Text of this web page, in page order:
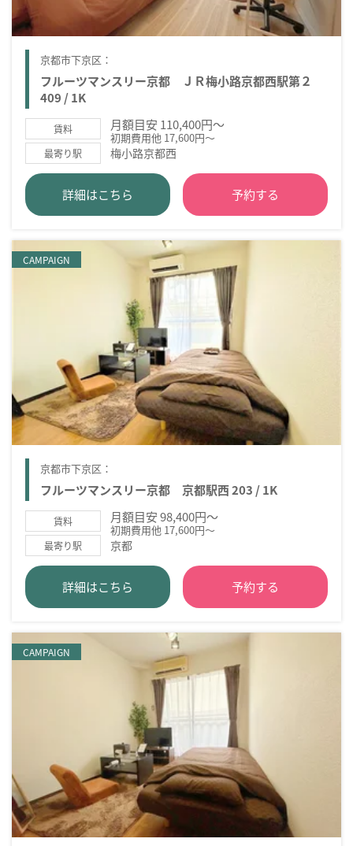
京都市下京区：
フルーツマンスリー京都 ＪＲ梅小路京都西駅第２
409 / 1K
賃料 月額目安 110,400円～
初期費用他 17,600円～
最寄り駅 梅小路京都西
詳細はこちら 予約する
CAMPAIGN
京都市下京区：
フルーツマンスリー京都 京都駅西 203 / 1K
賃料 月額目安 98,400円～
初期費用他 17,600円～
最寄り駅 京都
詳細はこちら 予約する
CAMPAIGN